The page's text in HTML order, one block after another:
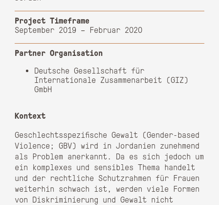
Project Timeframe
September 2019 – Februar 2020
Partner Organisation
Deutsche Gesellschaft für
Internationale Zusammenarbeit (GIZ)
GmbH
Kontext
Geschlechtsspezifische Gewalt (Gender-based
Violence; GBV) wird in Jordanien zunehmend
als Problem anerkannt. Da es sich jedoch um
ein komplexes und sensibles Thema handelt
und der rechtliche Schutzrahmen für Frauen
weiterhin schwach ist, werden viele Formen
von Diskriminierung und Gewalt nicht